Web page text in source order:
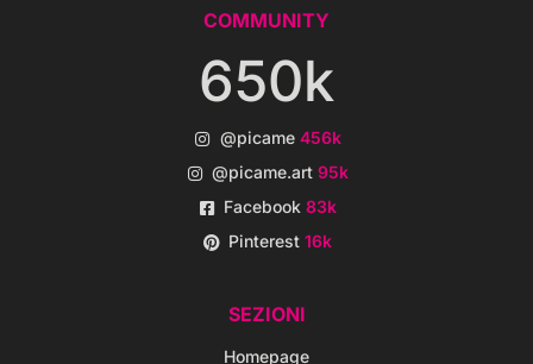
COMMUNITY
650k
@picame 456k
@picame.art95k
Facebook83k
Pinterest16k
SEZIONI
Homepage